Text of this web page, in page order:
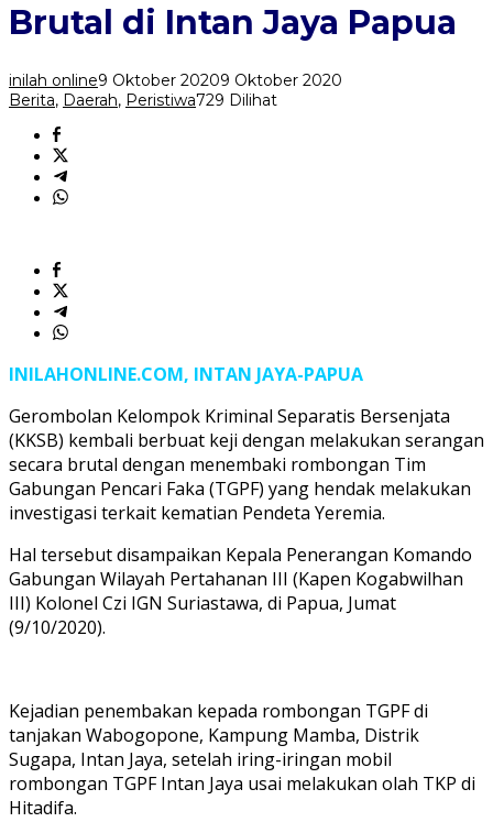
Brutal
Jaya
Papua
Brutal di Intan Jaya Papua
inilah online9 Oktober 20209 Oktober 2020
Berita, Daerah, Peristiwa729 Dilihat
INILAHONLINE.COM, INTAN JAYA-PAPUA
Gerombolan Kelompok Kriminal Separatis Bersenjata
(KKSB) kembali berbuat keji dengan melakukan serangan
secara brutal dengan menembaki rombongan Tim
Gabungan Pencari Faka (TGPF) yang hendak melakukan
investigasi terkait kematian Pendeta Yeremia.
Hal tersebut disampaikan Kepala Penerangan Komando
Gabungan Wilayah Pertahanan III (Kapen Kogabwilhan
III) Kolonel Czi IGN Suriastawa, di Papua, Jumat
(9/10/2020).
Kejadian penembakan kepada rombongan TGPF di
tanjakan Wabogopone, Kampung Mamba, Distrik
Sugapa, Intan Jaya, setelah iring-iringan mobil
rombongan TGPF Intan Jaya usai melakukan olah TKP di
Hitadifa.